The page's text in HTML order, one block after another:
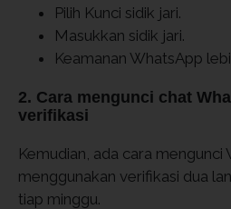
Pilih Kunci sidik jari.
Masukkan sidik jari.
Keamanan WhatsApp
2. Cara mengunci chat
verifikasi
Kemudian, ada cara mengunci
menggunakan verifikasi dua
tiap minggu.